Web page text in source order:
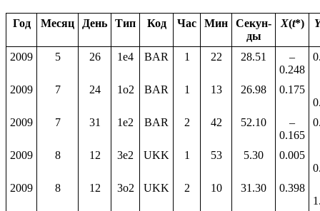
Год Месяц День Тип Код Час Мин
Секун-
ды
X(t*)
2009 5 26 1e4 BAR 1 22 28.51
–
0.248
2009 7 24 1o2 BAR 1 13 26.98
0.175
2009
7 31 1e2 BAR 2 42 52.10
–
0.165
2009 8 12 3e2 UKK 1 53 5.30
0.005
2009
8 12 3o2 UKK 2 10 31.30
0.398